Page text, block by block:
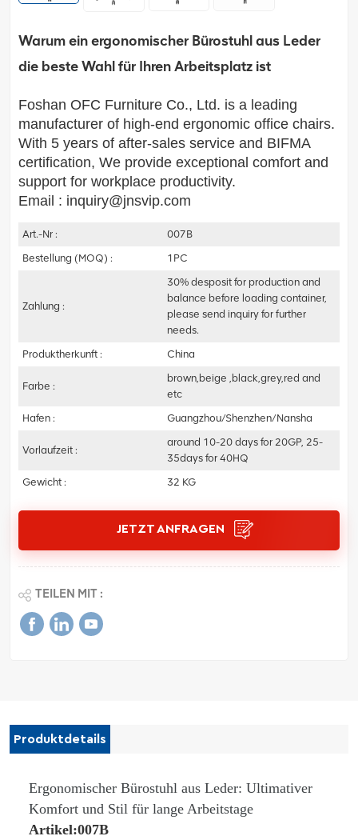
Warum ein ergonomischer Bürostuhl aus Leder
die beste Wahl für Ihren Arbeitsplatz ist
Foshan OFC Furniture Co., Ltd. is a leading
manufacturer of high-end ergonomic office chairs.
With 5 years of after-sales service and BIFMA
certification, We provide exceptional comfort and
support for workplace productivity.
Email : inquiry@jnsvip.com
Art.-Nr :
007B
Bestellung (MOQ) :
1PC
Zahlung :
30% desposit for production and
balance before loading container,
please send inquiry for further
needs.
Produktherkunft :
China
Farbe :
brown,beige ,black,grey,red and
etc
Hafen :
Guangzhou/Shenzhen/Nansha
Vorlaufzeit :
around 10-20 days for 20GP, 25-
35days for 40HQ
Gewicht :
32 KG
JETZT ANFRAGEN
TEILEN MIT :
Produktdetails
Ergonomischer Bürostuhl aus Leder: Ultimativer
Komfort und Stil für lange Arbeitstage
Artikel:007B